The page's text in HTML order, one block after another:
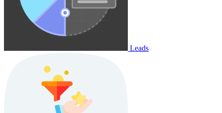
Leads